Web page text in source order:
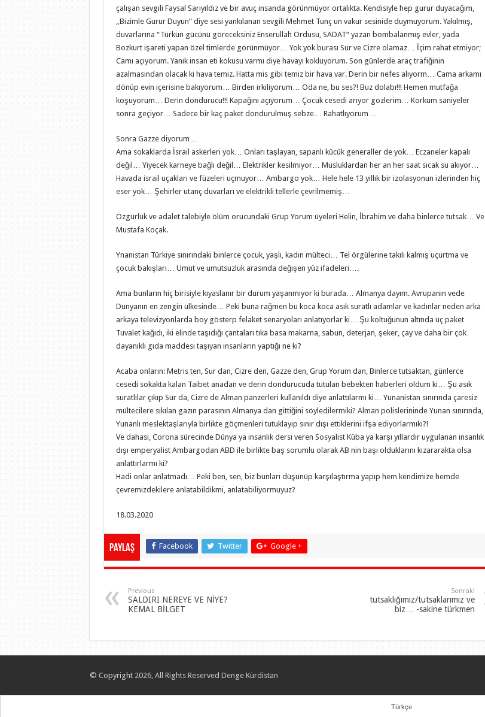
çalışan sevgili Faysal Sarıyıldız ve bir avuç insanda görünmüyor ortalıkta. Kendisiyle hep gurur duyacağım,
„Bizimle Gurur Duyun“ diye sesi yankılanan sevgili Mehmet Tunç un vakur sesinide duymuyorum. Yakılmış,
duvarlarına “Türkün gücünü göreceksiniz Enserullah Ordusu, SADAT“ yazan bombalanmış evler, yada
Bozkurt işareti yapan özel timlerde görünmüyor… Yok yok burası Sur ve Cizre olamaz… İçim rahat etmiyor;
Camı açıyorum. Yanık insan eti kokusu varmı diye havayı kokluyorum. Son günlerde araç trafiğinin
azalmasından olacak ki hava temiz. Hatta mis gibi temiz bir hava var. Derin bir nefes alıyorm… Cama arkamı
dönüp evin içerisine bakıyorum… Birden irkiliyorum… Oda ne, bu ses?! Buz dolabı!!! Hemen mutfağa
koşuyorum… Derin dondurucu!!! Kapağını açıyorum… Çocuk cesedi arıyor gözlerim… Korkum saniyeler
sonra geçiyor… Sadece bir kaç paket dondurulmuş sebze… Rahatlıyorum…
Sonra Gazze diyorum…
Ama sokaklarda İsrail askerleri yok… Onları taşlayan, sapanlı kücük generaller de yok… Eczaneler kapalı
değil… Yiyecek karneye bağlı değil… Elektrikler kesilmiyor… Musluklardan her an her saat sıcak su akıyor…
Havada israil uçakları ve füzeleri uçmuyor… Ambargo yok… Hele hele 13 yıllık bir izolasyonun izlerinden hiç
eser yok… Şehirler utanç duvarları ve elektrikli tellerle çevrilmemiş…
Özgürlük ve adalet talebiyle ölüm orucundaki Grup Yorum üyeleri Helin, İbrahim ve daha binlerce tutsak… Ve
Mustafa Koçak.
Ynanistan Türkiye sınırındaki binlerce çocuk, yaşlı, kadın mülteci… Tel örgülerine takılı kalmış uçurtma ve
çocuk bakışları… Umut ve umutsuzluk arasında değişen yüz ifadeleri….
Ama bunların hiç birisiyle kıyaslanır bir durum yaşanmıyor ki burada… Almanya dayım. Avrupanın vede
Dünyanın en zengin ülkesinde… Peki buna rağmen bu koca koca asık suratlı adamlar ve kadınlar neden arka
arkaya televizyonlarda boy gösterp felaket senaryoları anlatıyorlar ki… Şu koltuğunun altında üç paket
Tuvalet kağıdı, iki elinde taşıdığı çantaları tıka basa makarna, sabun, deterjan, şeker, çay ve daha bir çok
dayanıklı gıda maddesi taşıyan insanların yaptığı ne ki?
Acaba onların: Metris ten, Sur dan, Cizre den, Gazze den, Grup Yorum dan, Binlerce tutsaktan, günlerce
cesedi sokakta kalan Taibet anadan ve derin dondurucuda tutulan bebekten haberleri oldum ki… Şu asık
suratlılar çıkıp Sur da, Cizre de Alman panzerleri kullanıldı diye anlattılarmı ki… Yunanistan sınırında çaresiz
mültecilere sıkılan gazın parasının Almanya dan gittiğini söyledilermiki? Alman polislerininde Yunan sınırında,
Yunanlı meslektaşlarıyla birlikte göçmenleri tutuklayıp sınır dışı ettiklerini ifşa ediyorlarmıki?!
Ve dahası, Corona sürecinde Dünya ya insanlık dersi veren Sosyalist Küba ya karşı yıllardır uygulanan insanlık
dışı emperyalist Ambargodan ABD ile birlikte baş sorumlu olarak AB nin başı olduklarını kızararakta olsa
anlattırlarmı ki?
Hadi onlar anlatmadı… Peki ben, sen, biz bunları düşünüp karşılaştırma yapıp hem kendimize hemde
çevremizdekilere anlatabildikmi, anlatabiliyormuyuz?
18.03.2020
Paylaş Facebook Twitter Google +
Previous
SALDIRI NEREYE VE NİYE?
KEMAL BİLGET
Sonraki
tutsaklığımız/tutsaklarımız ve
biz… -sakine türkmen
© Copyright 2026, All Rights Reserved Denge Kürdistan
Türkçe